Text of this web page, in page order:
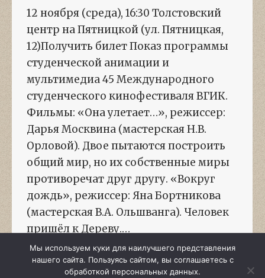
12 ноября (среда), 16:30 Толстовский
центр на Пятницкой (ул. Пятницкая,
12)Получить билет Показ программы
студенческой анимации и
мультимедиа 45 Международного
студенческого кинофестиваля ВГИК.
Фильмы: «Она улетает…», режиссер:
Дарья Москвина (мастерская Н.В.
Орловой). Двое пытаются построить
общий мир, но их собственные миры
противоречат друг другу. «Вокруг
дождь», режиссер: Яна Бортникова
(мастерская В.А. Ольшванга). Человек
пришёл к Дереву.…
Мы используем куки для наилучшего представления
нашего сайта. Пользуясь сайтом, вы соглашаетесь с
обработкой персональных данных.